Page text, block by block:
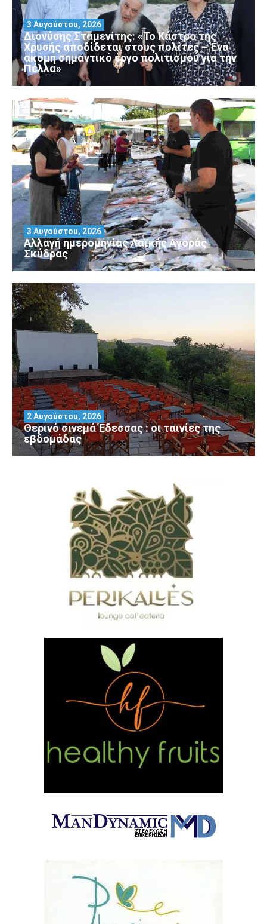
Διονύσης Σταμενίτης: «Το Κάστρο της
Χρυσής αποδίδεται στους πολίτες – Ένα
ακόμη σημαντικό έργο πολιτισμού για την
Πέλλα»
3 Αυγούστου, 2026
Αλλαγή ημερομηνίας Λαϊκής Αγοράς
Σκύδρας
3 Αυγούστου, 2026
Θερινό σινεμά Έδεσσας : οι ταινίες της
εβδομάδας
2 Αυγούστου, 2026